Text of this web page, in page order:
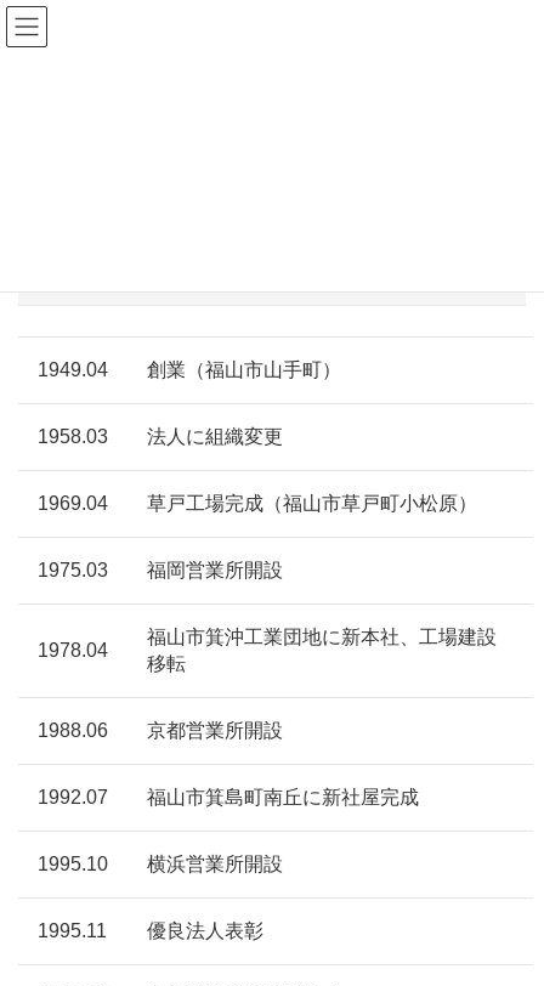
1949.04 創業（福山市山手町）
1958.03 法人に組織変更
1969.04 草戸工場完成（福山市草戸町小松原）
1975.03 福岡営業所開設
1978.04
福山市箕沖工業団地に新本社、工場建設
移転
1988.06 京都営業所開設
1992.07 福山市箕島町南丘に新社屋完成
1995.10 横浜営業所開設
1995.11 優良法人表彰